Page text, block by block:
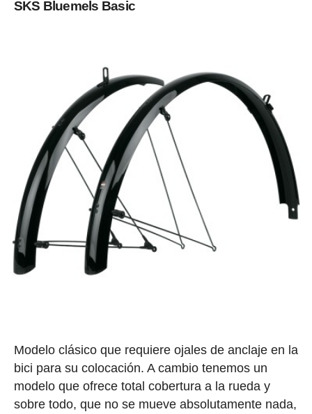
SKS Bluemels Basic
Modelo clásico que requiere ojales de anclaje en la
bici para su colocación. A cambio tenemos un
modelo que ofrece total cobertura a la rueda y
sobre todo, que no se mueve absolutamente nada,